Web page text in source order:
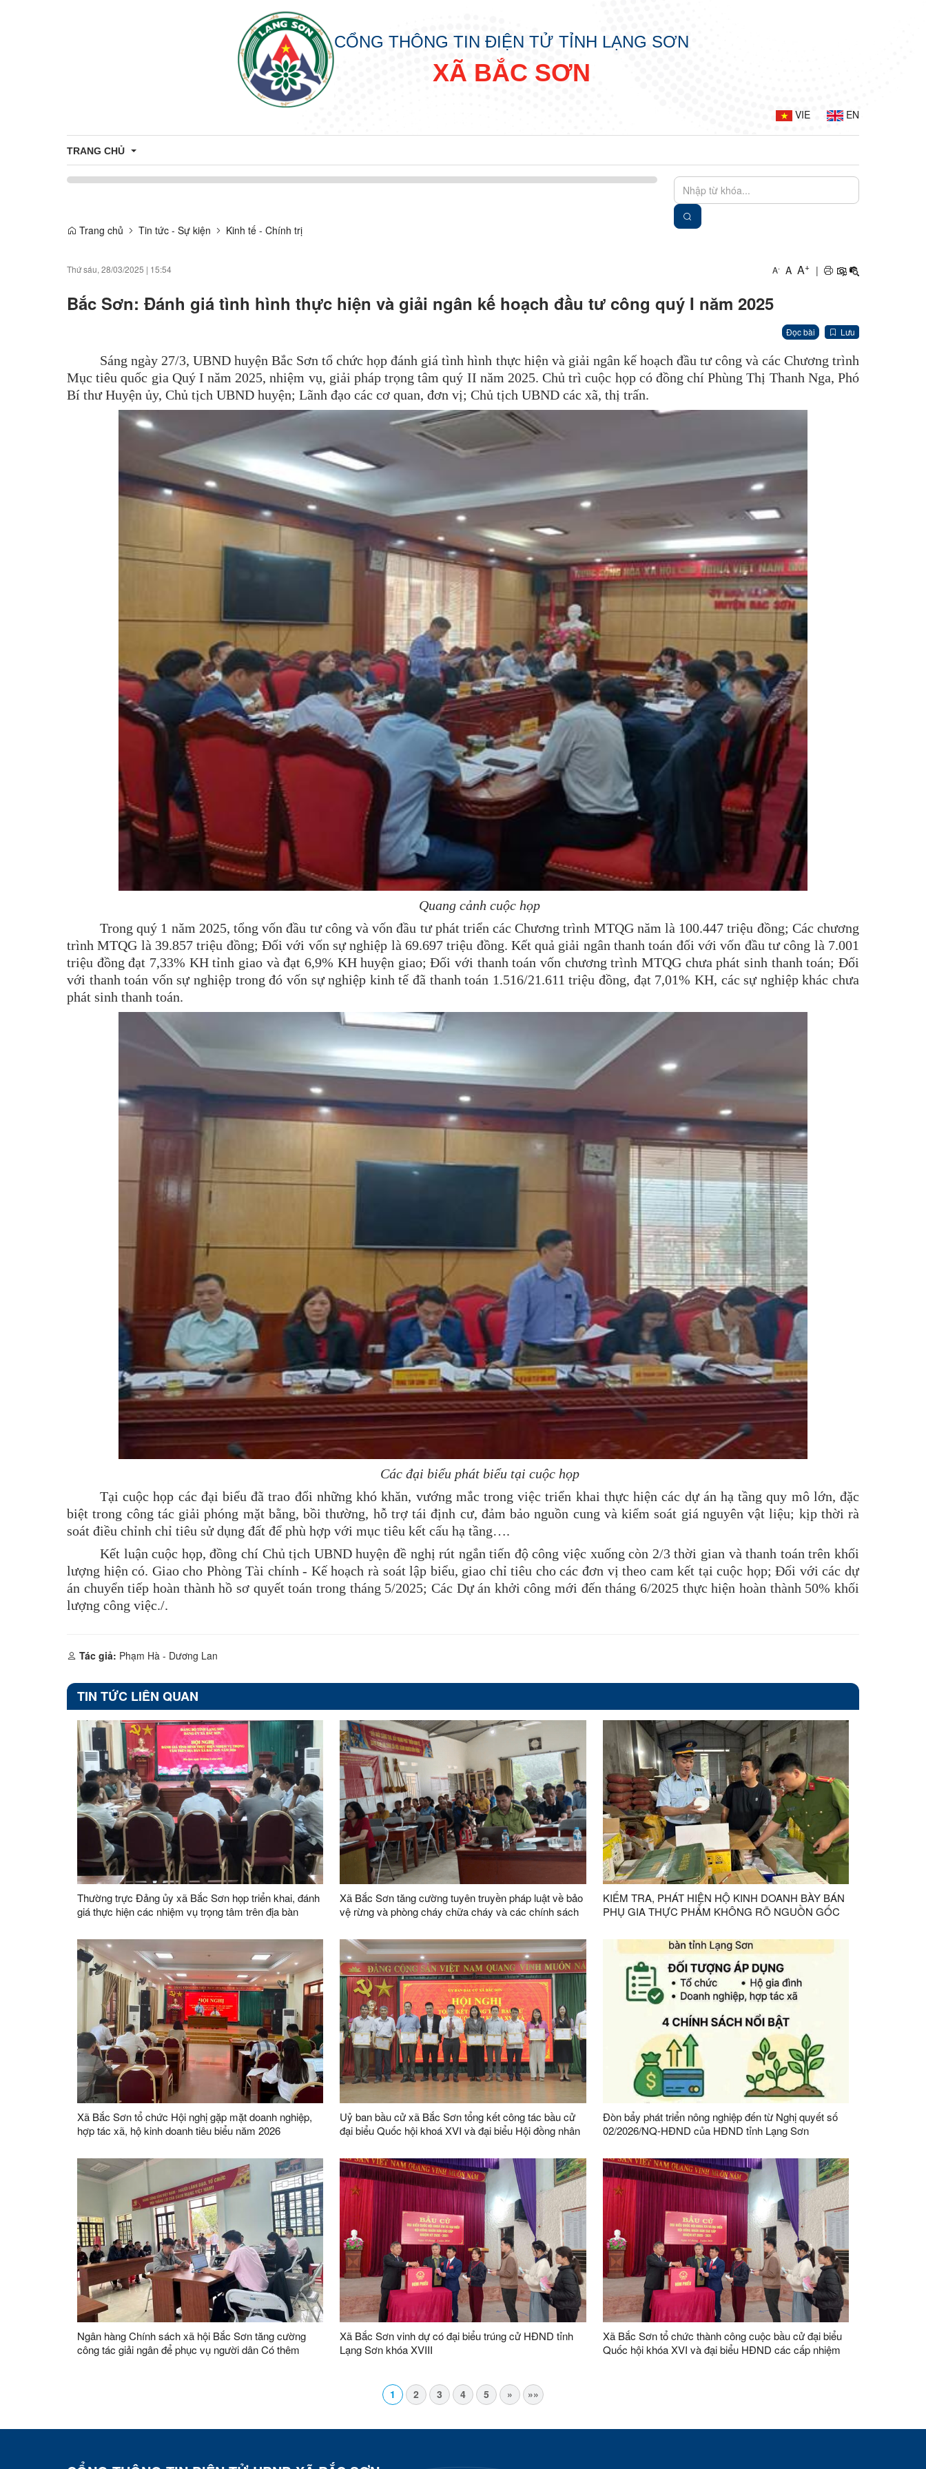
CỔNG THÔNG TIN ĐIỆN TỬ TỈNH LẠNG SƠN
XÃ BẮC SƠN
VIE EN
TRANG CHỦ
Trang chủ
Tin tức - Sự kiện Kinh tế - Chính trị
Thứ sáu, 28/03/2025 | 15:54 A- A A+ |
Bắc Sơn: Đánh giá tình hình thực hiện và giải ngân kế hoạch đầu tư công quý I năm 2025
Đọc bài Lưu
Sáng ngày 27/3, UBND huyện Bắc Sơn tổ chức họp đánh giá tình hình thực hiện và giải ngân kế hoạch đầu tư công và các Chương trình
Mục tiêu quốc gia Quý I năm 2025, nhiệm vụ, giải pháp trọng tâm quý II năm 2025. Chủ trì cuộc họp có đồng chí Phùng Thị Thanh Nga, Phó
Bí thư Huyện ủy, Chủ tịch UBND huyện; Lãnh đạo các cơ quan, đơn vị; Chủ tịch UBND các xã, thị trấn.
Quang cảnh cuộc họp
Trong quý 1 năm 2025, tổng vốn đầu tư công và vốn đầu tư phát triển các Chương trình MTQG năm là 100.447 triệu đồng; Các chương
trình MTQG là 39.857 triệu đồng; Đối với vốn sự nghiệp là 69.697 triệu đồng. Kết quả giải ngân thanh toán đối với vốn đầu tư công là 7.001
triệu đồng đạt 7,33% KH tỉnh giao và đạt 6,9% KH huyện giao; Đối với thanh toán vốn chương trình MTQG chưa phát sinh thanh toán; Đối
với thanh toán vốn sự nghiệp trong đó vốn sự nghiệp kinh tế đã thanh toán 1.516/21.611 triệu đồng, đạt 7,01% KH, các sự nghiệp khác chưa
phát sinh thanh toán.
Các đại biểu phát biểu tại cuộc họp
Tại cuộc họp các đại biểu đã trao đổi những khó khăn, vướng mắc trong việc triển khai thực hiện các dự án hạ tầng quy mô lớn, đặc
biệt trong công tác giải phóng mặt bằng, bồi thường, hỗ trợ tái định cư, đảm bảo nguồn cung và kiểm soát giá nguyên vật liệu; kịp thời rà
soát điều chỉnh chỉ tiêu sử dụng đất để phù hợp với mục tiêu kết cấu hạ tầng….
Kết luận cuộc họp, đồng chí Chủ tịch UBND huyện đề nghị rút ngắn tiến độ công việc xuống còn 2/3 thời gian và thanh toán trên khối
lượng hiện có. Giao cho Phòng Tài chính - Kế hoạch rà soát lập biểu, giao chỉ tiêu cho các đơn vị theo cam kết tại cuộc họp; Đối với các dự
án chuyển tiếp hoàn thành hồ sơ quyết toán trong tháng 5/2025; Các Dự án khởi công mới đến tháng 6/2025 thực hiện hoàn thành 50% khối
lượng công việc./.
Tác giả: Phạm Hà - Dương Lan
TIN TỨC LIÊN QUAN
Thường trực Đảng ủy xã Bắc Sơn họp triển khai, đánh
giá thực hiện các nhiệm vụ trọng tâm trên địa bàn
Xã Bắc Sơn tăng cường tuyên truyền pháp luật về bảo
vệ rừng và phòng cháy chữa cháy và các chính sách
KIỂM TRA, PHÁT HIỆN HỘ KINH DOANH BÀY BÁN
PHỤ GIA THỰC PHẨM KHÔNG RÕ NGUỒN GỐC
Xã Bắc Sơn tổ chức Hội nghị gặp mặt doanh nghiệp,
hợp tác xã, hộ kinh doanh tiêu biểu năm 2026
Uỷ ban bầu cử xã Bắc Sơn tổng kết công tác bầu cử
đại biểu Quốc hội khoá XVI và đại biểu Hội đồng nhân
Đòn bẩy phát triển nông nghiệp đến từ Nghị quyết số
02/2026/NQ-HĐND của HĐND tỉnh Lạng Sơn
Ngân hàng Chính sách xã hội Bắc Sơn tăng cường
công tác giải ngân để phục vụ người dân Có thêm
Xã Bắc Sơn vinh dự có đại biểu trúng cử HĐND tỉnh
Lạng Sơn khóa XVIII
Xã Bắc Sơn tổ chức thành công cuộc bầu cử đại biểu
Quốc hội khóa XVI và đại biểu HĐND các cấp nhiệm
1 2 3 4 5 » »»